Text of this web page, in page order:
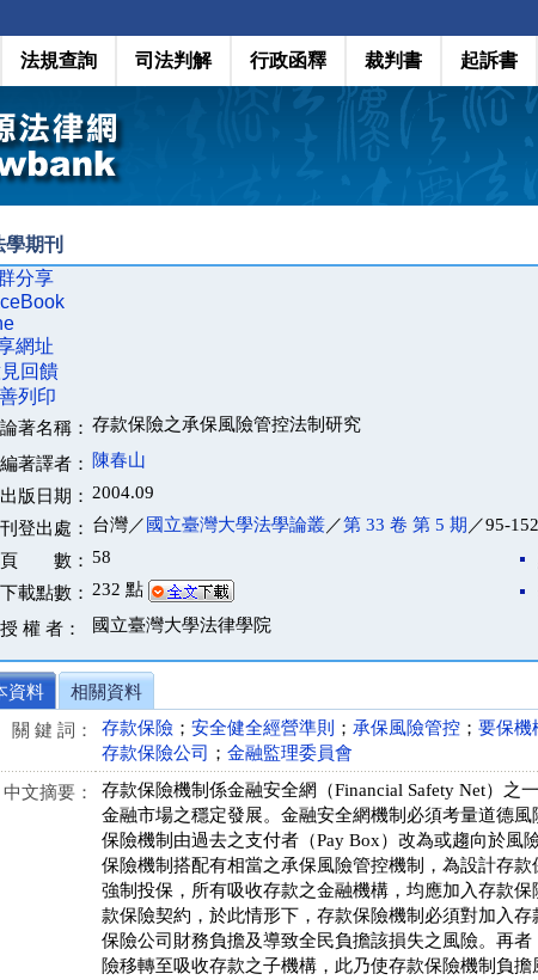
法規查詢 司法判解 行政函釋 裁判書 起訴書
學期刊
分享
網址
回饋
列印
論著名稱： 存款保險之承保風險管控法制研究
編著譯者：
陳春山
出版日期： 2004.09
刊登出處： 台灣／ 國立臺灣大學法學論叢／第 33 卷 第 5 期 ／95-
頁 數： 58
下載點數： 232 點
授 權 者：
國立臺灣大學法律學院
資料
相關資料
關 鍵 詞：
存款保險 ； 安全健全經營準則 ； 承保風險管控 ； 要保機
存款保險公司
； 金融監理委員會
中文摘要：
存款保險機制係金融安全網（Financial Safety Net）
金融市場之穩定發展。金融安全網機制必須考量道德
保險機制由過去之支付者（Pay Box）改為或趨向於風
保險機制搭配有相當之承保風險管控機制，為設計存
強制投保，所有吸收存款之金融機構，均應加入存款
款保險契約，於此情形下，存款保險機制必須對加入
保險公司財務負擔及導致全民負擔該損失之風險。再
險移轉至吸收存款之子機構，此乃使存款保險機制負